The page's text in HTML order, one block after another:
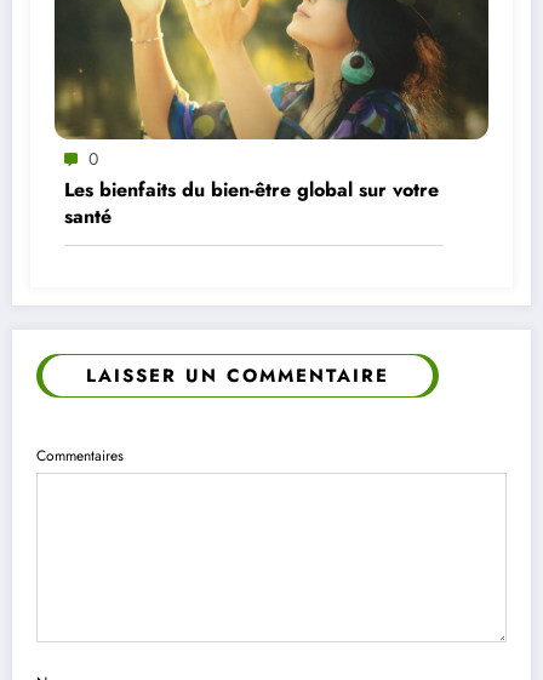
0
Les bienfaits du bien-être global sur votre
santé
LAISSER UN COMMENTAIRE
Commentaires